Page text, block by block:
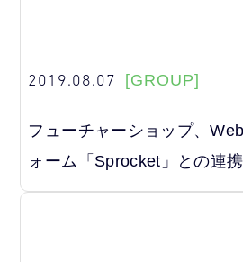
2019.08.07 [GROUP]
フューチャーショップ、
ォーム「Sprocket」との連携